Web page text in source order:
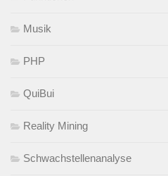
Musik
PHP
QuiBui
Reality Mining
Schwachstellenanalyse